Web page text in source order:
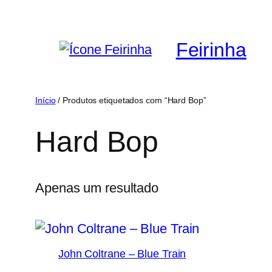
Feirinha
Início/ Produtos etiquetados com “Hard Bop”
Hard Bop
Apenas um resultado
John Coltrane – Blue Train